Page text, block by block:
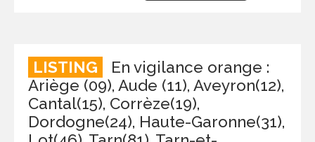
LISTING
En vigilance orange :
Ariège (09), Aude (11), Aveyron(12),
Cantal(15), Corrèze(19),
Dordogne(24), Haute-Garonne(31),